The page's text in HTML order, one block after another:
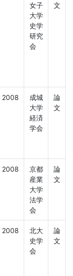
女子
大学
史学
研究
会
文
2008
成城
大学
経済
学会
論
文
2008
京都
産業
大学
法学
会
論
文
2008
北大
史学
会
論
文